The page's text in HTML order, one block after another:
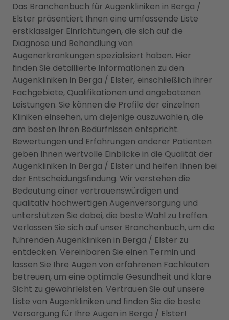
Das Branchenbuch für Augenkliniken in Berga /
Elster präsentiert Ihnen eine umfassende Liste
erstklassiger Einrichtungen, die sich auf die
Diagnose und Behandlung von
Augenerkrankungen spezialisiert haben. Hier
finden Sie detaillierte Informationen zu den
Augenkliniken in Berga / Elster, einschließlich ihrer
Fachgebiete, Qualifikationen und angebotenen
Leistungen. Sie können die Profile der einzelnen
Kliniken einsehen, um diejenige auszuwählen, die
am besten Ihren Bedürfnissen entspricht.
Bewertungen und Erfahrungen anderer Patienten
geben Ihnen wertvolle Einblicke in die Qualität der
Augenkliniken in Berga / Elster und helfen Ihnen bei
der Entscheidungsfindung. Wir verstehen die
Bedeutung einer vertrauenswürdigen und
qualitativ hochwertigen Augenversorgung und
unterstützen Sie dabei, die beste Wahl zu treffen.
Verlassen Sie sich auf unser Branchenbuch, um die
führenden Augenkliniken in Berga / Elster zu
entdecken. Vereinbaren Sie einen Termin und
lassen Sie Ihre Augen von erfahrenen Fachleuten
betreuen, um eine optimale Gesundheit und klare
Sicht zu gewährleisten. Vertrauen Sie auf unsere
Liste von Augenkliniken und finden Sie die beste
Versorgung für Ihre Augen in Berga / Elster!